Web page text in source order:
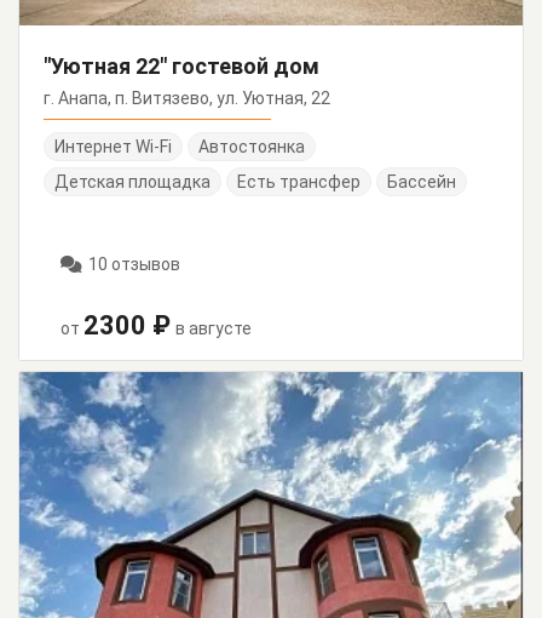
"Уютная 22" гостевой дом
г. Анапа, п. Витязево, ул. Уютная, 22
Интернет Wi-Fi
Автостоянка
Детская площадка
Есть трансфер Бассейн
10 отзывов
от 2300 ₽ в августе